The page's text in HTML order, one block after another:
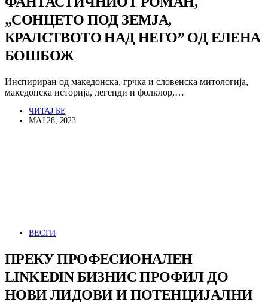
„СОНЦЕТО ПОД ЗЕМЈА,
КРАЛСТВОТО НАД НЕГО” ОД ЕЛЕНА
БОШБОЖ
Инспириран од македонска, грчка и словенска митологија,
македонска историја, легенди и фолклор,…
ЧИТАЈ БЕ
МАЈ 28, 2023
ВЕСТИ
ПРЕКУ ПРОФЕСИОНАЛЕН
LINKEDIN БИЗНИС ПРОФИЛ ДО
НОВИ ЛИДОВИ И ПОТЕНЦИЈАЛНИ